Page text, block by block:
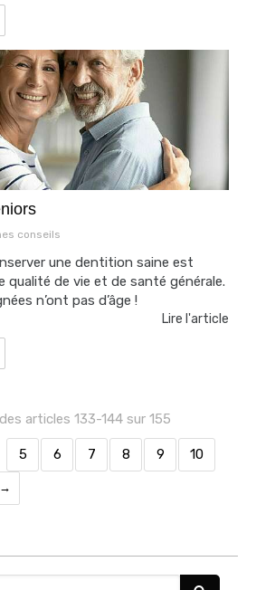
conseils
une dentition saine est
qualité de vie et de santé générale.
n’ont pas d’âge !
Lire l'article
articles 133-144 sur 155
5 6 7 8 9 10